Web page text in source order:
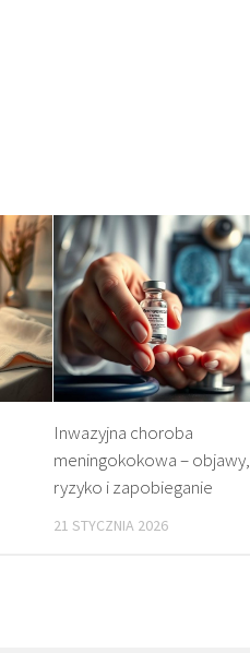
Inwazyjna choroba
meningokokowa – objawy,
ryzyko i zapobieganie
21 STYCZNIA 2026